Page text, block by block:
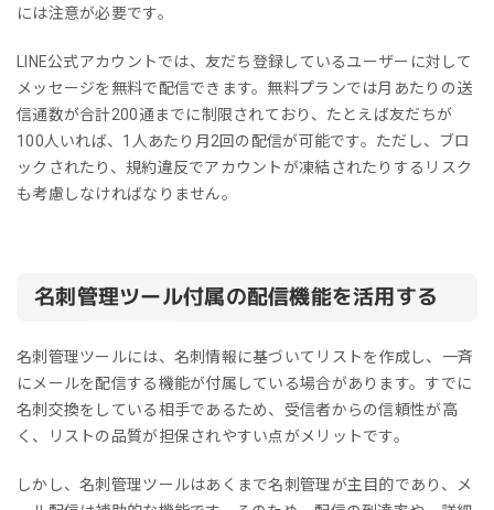
には注意が必要です。
LINE公式アカウントでは、友だち登録しているユーザーに対して
メッセージを無料で配信できます。無料プランでは月あたりの送
信通数が合計200通までに制限されており、たとえば友だちが
100人いれば、1人あたり月2回の配信が可能です。ただし、ブロ
ックされたり、規約違反でアカウントが凍結されたりするリスク
も考慮しなければなりません。
名刺管理ツール付属の配信機能を活用する
名刺管理ツールには、名刺情報に基づいてリストを作成し、一斉
にメールを配信する機能が付属している場合があります。すでに
名刺交換をしている相手であるため、受信者からの信頼性が高
く、リストの品質が担保されやすい点がメリットです。
しかし、名刺管理ツールはあくまで名刺管理が主目的であり、メ